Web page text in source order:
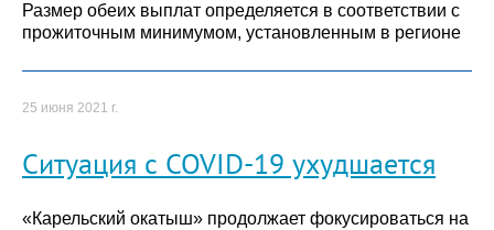
Размер обеих выплат определяется в соответствии с
прожиточным минимумом, установленным в регионе
25 июня 2021 г.
Ситуация с COVID-19 ухудшается
«Карельский окатыш» продолжает фокусироваться на